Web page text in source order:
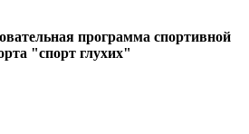
программа спортивной
"спорт глухих"